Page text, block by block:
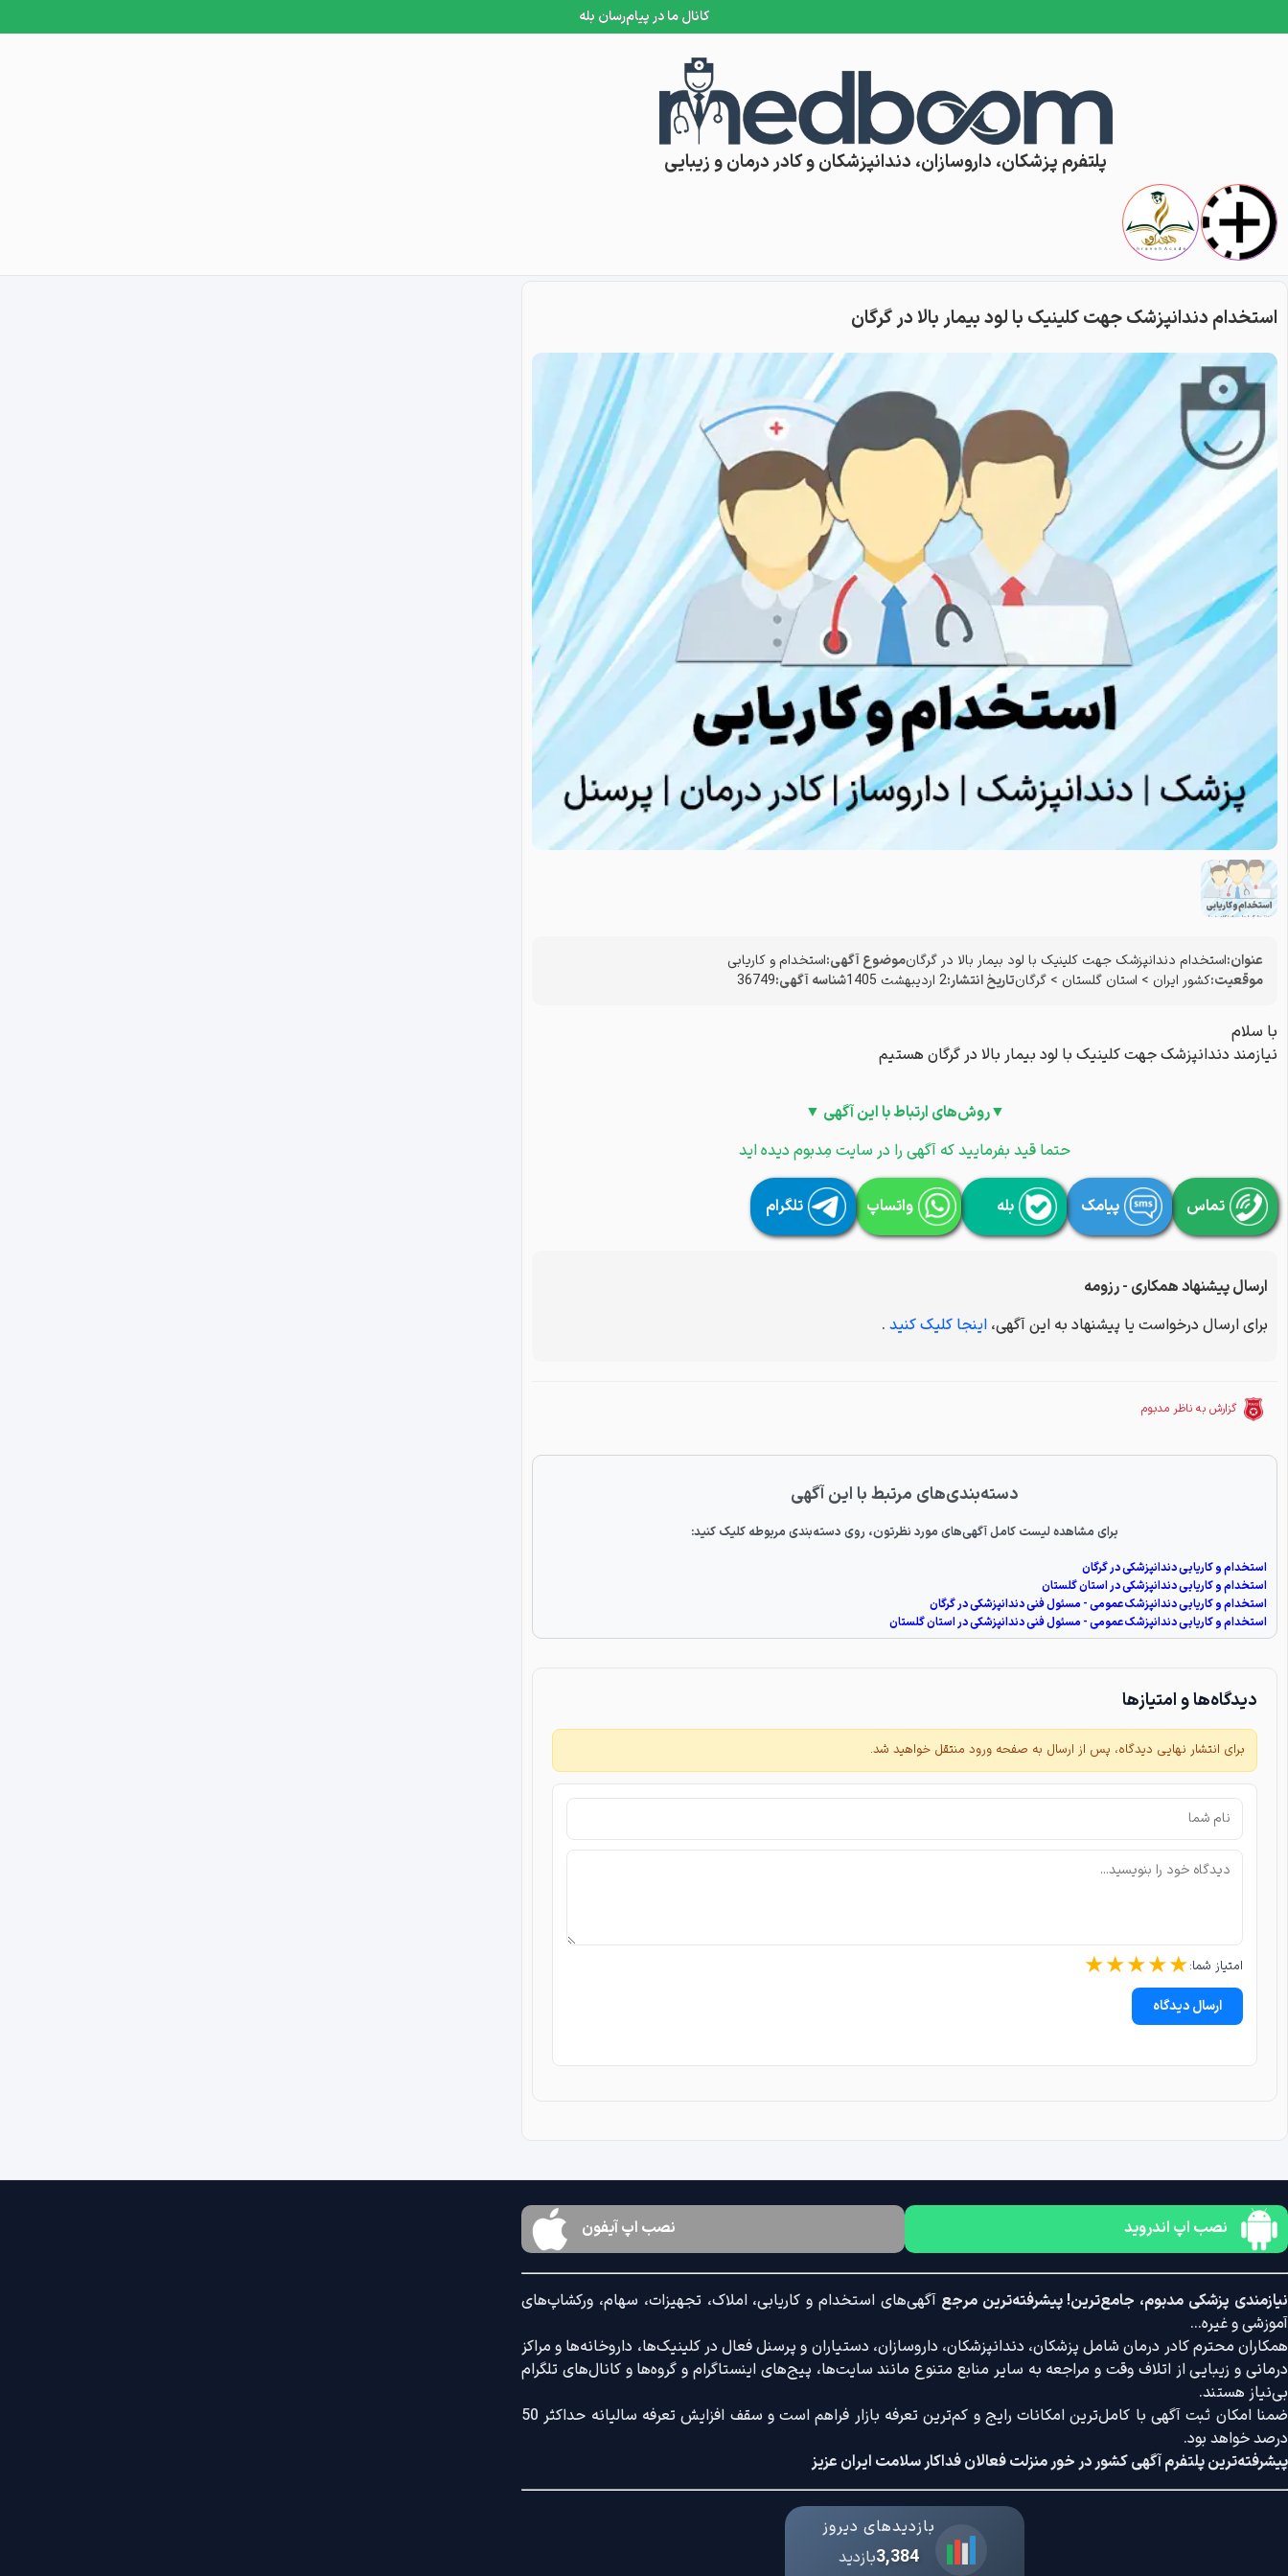
کانال ما در پیام‌رسان بله
Skip to content
پلتفرم پزشکان، داروسازان، دندانپزشکان و کادر درمان و زیبایی
استخدام دندانپزشک جهت کلینیک با لود بیمار بالا در گرگان
عنوان:استخدام دندانپزشک جهت کلینیک با لود بیمار بالا در گرگانموضوع آگهی:استخدام و کاریابی
موقعیت:کشور ایران > استان گلستان > گرگانتاریخ انتشار:2 اردیبهشت 1405 شناسه آگهی:36749
با سلام
نیازمند دندانپزشک جهت کلینیک با لود بیمار بالا در گرگان هستیم
▼روش‌های ارتباط با این آگهی ▼
حتما قید بفرمایید که آگهی را در سایت مِدبوم دیده اید
تماس پیامک بله واتساپ تلگرام
ارسال پیشنهاد همکاری - رزومه
برای ارسال درخواست یا پیشنهاد به این آگهی، اینجا کلیک کنید .
گزارش به ناظر مدبوم
دسته‌بندی‌های مرتبط با این آگهی
برای مشاهده لیست کامل آگهی‌های مورد نظرتون، روی دسته‌بندی مربوطه کلیک کنید:
استخدام و کاریابی دندانپزشکی در گرگان
استخدام و کاریابی دندانپزشکی در استان گلستان
استخدام و کاریابی دندانپزشک عمومی - مسئول فنی دندانپزشکی در گرگان
استخدام و کاریابی دندانپزشک عمومی - مسئول فنی دندانپزشکی در استان گلستان
دیدگاه‌ها و امتیازها
برای انتشار نهایی دیدگاه، پس از ارسال به صفحه ورود منتقل خواهید شد.
امتیاز شما: ★★★★★
ارسال دیدگاه
نصب اپ اندروید نصب اپ آیفون
نیازمندی پزشکی مدبوم، جامع‌ترین! پیشرفته‌ترین مرجعآگهی‌های استخدام و کاریابی، املاک، تجهیزات، سهام، ورکشاپ‌های
آموزشی و غیره...
همکاران محترم کادر درمان شامل پزشکان، دندانپزشکان، داروسازان، دستیاران و پرسنل فعال در کلینیک‌ها، داروخانه‌ها و مراکز
درمانی و زیبایی از اتلاف وقت و مراجعه به سایر منابع متنوع مانند سایت‌ها، پیج‌های اینستاگرام و گروه‌ها و کانال‌های تلگرام
بی‌نیاز هستند.
ضمنا امکان ثبت آگهی با کامل‌ترین امکانات رایج و کم‌ترین تعرفه بازار فراهم است و سقف افزایش تعرفه سالیانه حداکثر 50
درصد خواهد بود.
پیشرفته‌ترین پلتفرم آگهی کشور در خور منزلت فعالان فداکار سلامت ایران عزیز
بازدیدهای دیروز
3,384بازدید